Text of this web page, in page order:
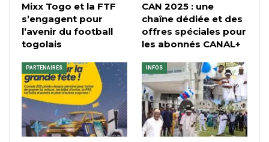
Mixx Togo et la FTF
s’engagent pour
l’avenir du football
togolais
CAN 2025 : une
chaîne dédiée et des
offres spéciales pour
les abonnés CANAL+
PARTENAIRES INFOS